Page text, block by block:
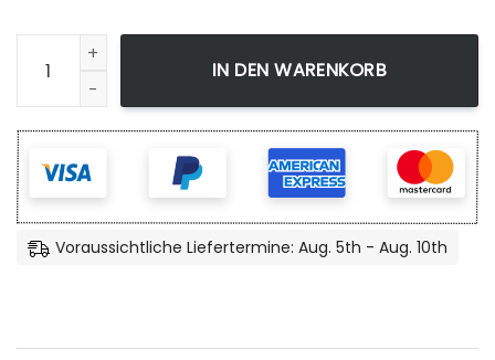
Super Mario Bros 1910135 Teppich, Gaming Teppich,
IN DEN WARENKORB
Voraussichtliche Liefertermine: Aug. 5th - Aug. 10th